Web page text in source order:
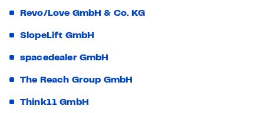
Revo/Love GmbH & Co. KG
SlopeLift GmbH
spacedealer GmbH
The Reach Group GmbH
Think11 GmbH